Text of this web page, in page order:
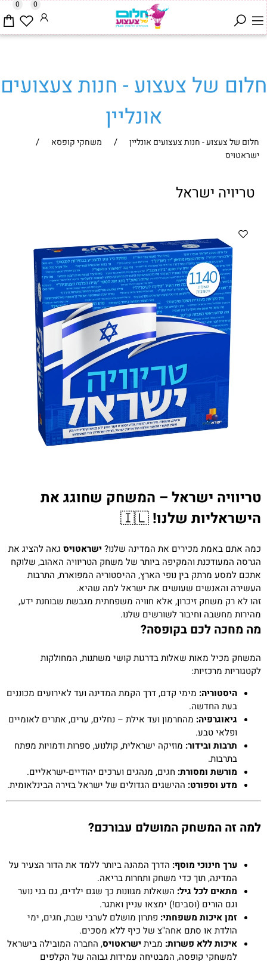
0 0
חלום של צעצוע - חנות צעצועים
אונליין
חלום של צעצוע - חנות צעצועים אונליין / משחקי קופסא /
ישראטויס
טריויה ישראל
טריוויה ישראל – המשחק שחוגג את
הישראליות שלנו!
כמה אתם באמת מכירים את המדינה שלנו? ישראטויסגאה להציג את
הגרסה המעודכנת והמקיפה ביותר של משחק הטריוויה האהוב, שלוקח
אתכם למסע מרתק בין נופי הארץ, ההיסטוריה המפוארת, התרבות
העשירה והאנשים שעושים את ישראל למה שהיא.
זהו לא רק משחק זיכרון, אלא חוויה משפחתית מגבשת שבוחנת ידע,
מהירות מחשבה וחיבור לשורשים שלנו.
מה מחכה לכם בקופסה?
המשחק מכיל מאות שאלות בדרגות קושי משתנות, המחולקות
לקטגוריות מרכזיות:
היסטוריה: מימי קדם, דרך הקמת המדינה ועד לאירועים מכוננים
בעת החדשה.
גיאוגרפיה: מהחרמון ועד אילת – נחלים, ערים, אתרים לאומיים
ופלאי טבע.
תרבות ובידור: מוזיקה ישראלית, קולנוע, ספרות ודמויות מפתח
בתרבות.
מורשת ומסורת: חגים, מנהגים וערכים יהודיים-ישראליים.
מדע וספורט: ההישגים הגדולים של ישראל בזירה הבינלאומית.
למה זה המשחק המושלם עבורכם?
ערך חינוכי מוסף: הדרך המהנה ביותר ללמד את הדור הצעיר על
המדינה, תוך כדי משחק ותחרות בריאה.
מתאים לכל גיל: השאלות מגוונות כך שגם ילדים, גם בני נוער
וגם הורים (וסבים!) ימצאו עניין ואתגר.
זמן איכות משפחתי: פתרון מושלם לערבי שבת, חגים, ימי
הולדת או סתם אחה"צ של כיף ללא מסכים.
איכות ללא פשרות: מבית ישראטויס, החברה המובילה בישראל
למשחקי קופסה, המבטיחה עמידות גבוהה של הקלפים